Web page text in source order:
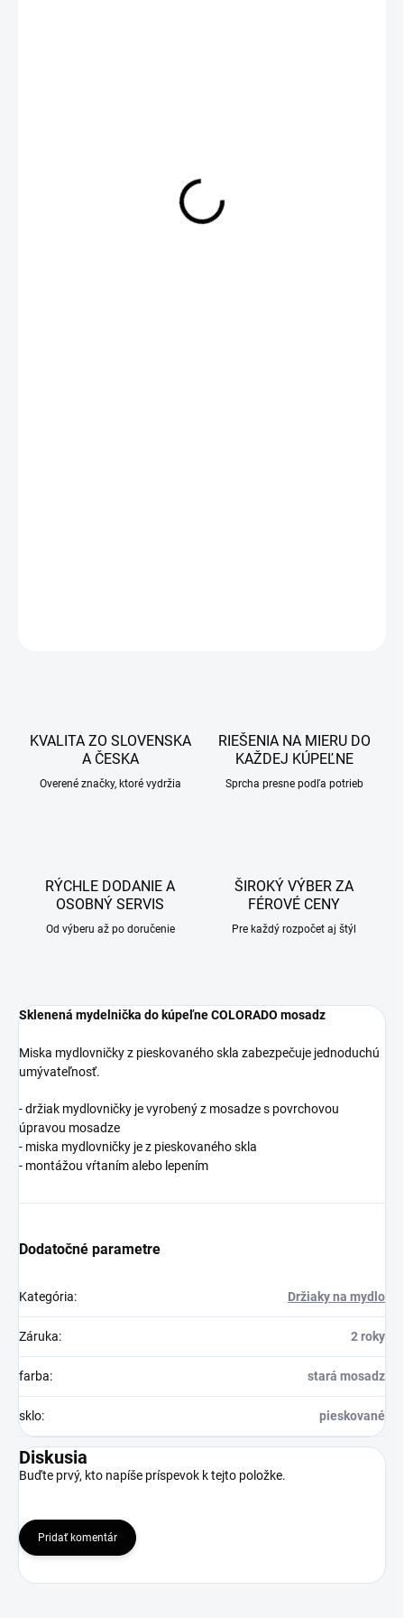
KVALITA ZO SLOVENSKA
A ČESKA
Overené značky, ktoré vydržia
RIEŠENIA NA MIERU DO
KAŽDEJ KÚPEĽNE
Sprcha presne podľa potrieb
RÝCHLE DODANIE A
OSOBNÝ SERVIS
Od výberu až po doručenie
ŠIROKÝ VÝBER ZA
FÉROVÉ CENY
Pre každý rozpočet aj štýl
Sklenená mydelnička do kúpeľne COLORADO mosadz
Miska mydlovničky z pieskovaného skla zabezpečuje jednoduchú
umývateľnosť.
- držiak mydlovničky je vyrobený z mosadze s povrchovou
úpravou mosadze
- miska mydlovničky je z pieskovaného skla
- montážou vŕtaním alebo lepením
Dodatočné parametre
Kategória: Držiaky na mydlo
Záruka: 2 roky
farba: stará mosadz
sklo: pieskované
Diskusia
Buďte prvý, kto napíše príspevok k tejto položke.
Pridať komentár